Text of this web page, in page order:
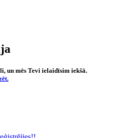
un mēs Tevi ielaidīsim iekšā.